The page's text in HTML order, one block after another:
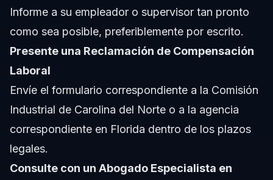
Informe a su empleador o supervisor tan pronto
como sea posible, preferiblemente por escrito.
Presente una Reclamación de Compensación
Laboral
Envíe el formulario correspondiente a la Comisión
Industrial de Carolina del Norte o a la agencia
correspondiente en Florida dentro de los plazos
legales.
Consulte con un Abogado Especialista en